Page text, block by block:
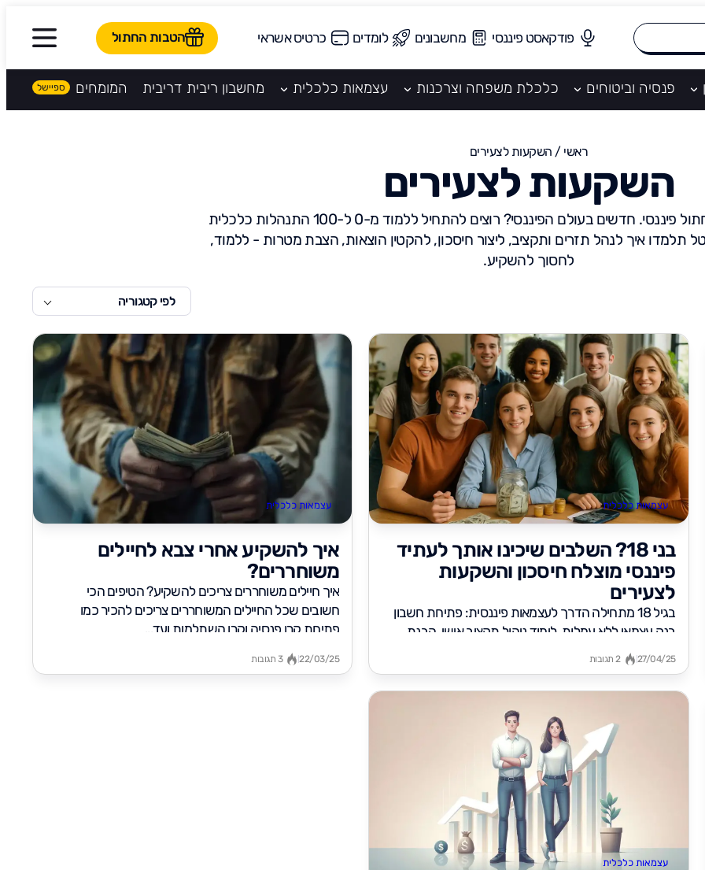
פודקאסט פיננסי מחשבונים לומדים כרטיס אשראי הטבות החתול
פנסיה וביטוחים כלכלת משפחה וצרכנות עצמאות כלכלית מחשבון ריבית דריבית המומחים
ראשי / השקעות לצעירים
השקעות לצעירים
בלוג פיננסי מבית קהילת חתול פיננסי. חדשים בעולם הפיננסי? רוצים להתחיל ללמוד מ-0 ל-100 התנהלות כלכלית
תלמדו איך לנהל תזרים ותקציב, ליצור חיסכון, להקטין הוצאות, הצבת מטרות - ללמוד,
לחסוך להשקיע.
לפי קטגוריה
עצמאות כלכלית
בני 18? השלבים שיכינו אותך לעתיד
פיננסי מוצלח חיסכון והשקעות
לצעירים
בגיל 18 מתחילה הדרך לעצמאות פיננסית: פתיחת חשבון
בנק עצמאי ללא עמלות, לימוד ניהול תקציב אישי, הבנת
מושגים פיננסיים בסיסיים,...
27/04/25 2 תגובות
עצמאות כלכלית
איך להשקיע אחרי צבא לחיילים
משוחררים?
איך חיילים משוחררים צריכים להשקיע? הטיפים הכי
חשובים שכל החיילים המשוחררים צריכים להכיר כמו
פתיחת קרן פנסיה וקרן השתלמות ועד...
22/03/25 3 תגובות
עצמאות כלכלית